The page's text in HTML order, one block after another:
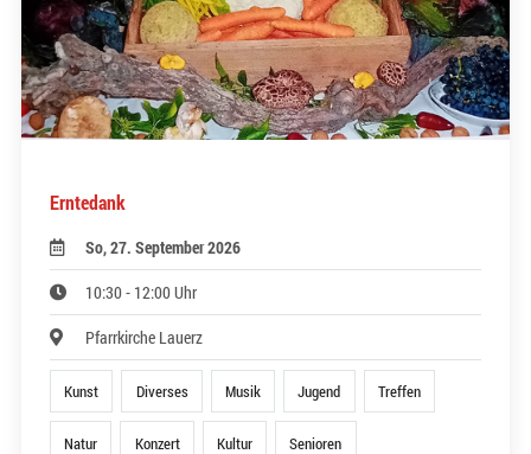
Erntedank
So, 27. September 2026
10:30 - 12:00 Uhr
Pfarrkirche Lauerz
Kunst Diverses Musik Jugend Treffen
Natur Konzert Kultur Senioren